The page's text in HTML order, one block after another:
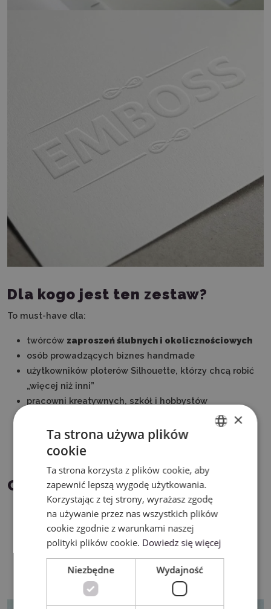
Dla kogo jest ten zestaw?
To must-have dla:
twórców zaproszeń ślubnych i okolicznościowych
osób prowadzących biznes handmade
użytkowników ploterów Silhouette, którzy chcą robić
„więcej niż inni”
pracowni kreatywnych, szkół i hobbystów
Co możesz stworzyć?
ekskluzywne zaproszenia ślubne
eleganckie kartki okolicznościowe
tłoczone logotypy i papeterię firmową
dekoracyjne elementy scrapbookingu
luksusowe opakowania i etykiety
POLISH
×
Ta strona używa plików
cookie
Ta strona korzysta z plików cookie, aby
zapewnić lepszą wygodę użytkowania.
Korzystając z tej strony, wyrażasz zgodę
na używanie przez nas wszystkich plików
cookie zgodnie z warunkami naszej
polityki plików cookie. Dowiedz się więcej
Niezbędne Wydajność